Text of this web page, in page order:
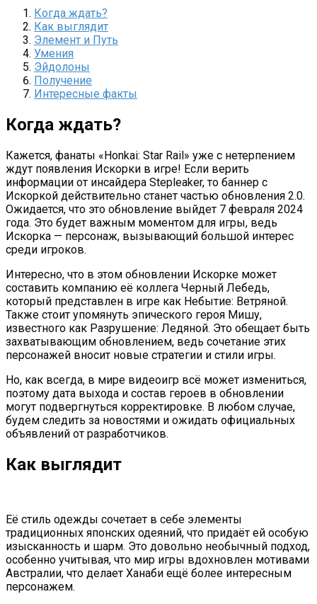
Когда ждать?
Как выглядит
Элемент и Путь
Умения
Эйдолоны
Получение
Интересные факты
Когда ждать?
Кажется, фанаты «Honkai: Star Rail» уже с нетерпением
ждут появления Искорки в игре! Если верить
информации от инсайдера Stepleaker, то баннер с
Искоркой действительно станет частью обновления 2.0.
Ожидается, что это обновление выйдет 7 февраля 2024
года. Это будет важным моментом для игры, ведь
Искорка — персонаж, вызывающий большой интерес
среди игроков.
Интересно, что в этом обновлении Искорке может
составить компанию её коллега Черный Лебедь,
который представлен в игре как Небытие: Ветряной.
Также стоит упомянуть эпического героя Мишу,
известного как Разрушение: Ледяной. Это обещает быть
захватывающим обновлением, ведь сочетание этих
персонажей вносит новые стратегии и стили игры.
Но, как всегда, в мире видеоигр всё может измениться,
поэтому дата выхода и состав героев в обновлении
могут подвергнуться корректировке. В любом случае,
будем следить за новостями и ожидать официальных
объявлений от разработчиков.
Как выглядит
Её стиль одежды сочетает в себе элементы
традиционных японских одеяний, что придаёт ей особую
изысканность и шарм. Это довольно необычный подход,
особенно учитывая, что мир игры вдохновлен мотивами
Австралии, что делает Ханаби ещё более интересным
персонажем.